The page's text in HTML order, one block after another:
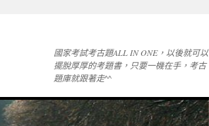
國家考試考古題ALL IN ONE，以後就可以
擺脫厚厚的考題書，只要一機在手，考古
題庫就跟著走^^